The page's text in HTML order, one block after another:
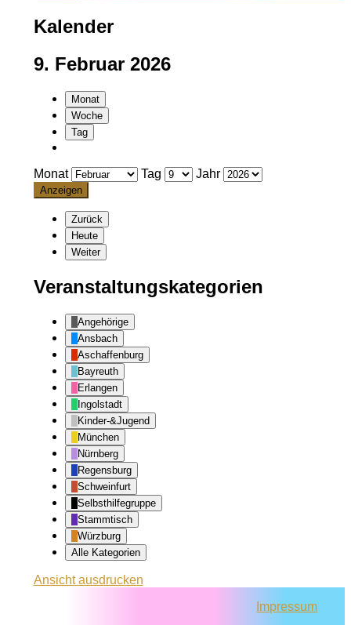
Kalender
9. Februar 2026
Monat
Woche
Tag
Monat Tag Jahr
Zurück
Heute
Weiter
Veranstaltungskategorien
Angehörige
Ansbach
Aschaffenburg
Bayreuth
Erlangen
Ingolstadt
Kinder-&Jugend
München
Nürnberg
Regensburg
Schweinfurt
Selbsthilfegruppe
Stammtisch
Würzburg
Alle Kategorien
Ansichtausdrucken
Impressum